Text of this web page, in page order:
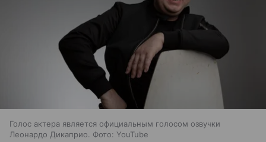
Голос актера является официальным голосом озвучки
Леонардо Дикаприо. Фото: YouTube